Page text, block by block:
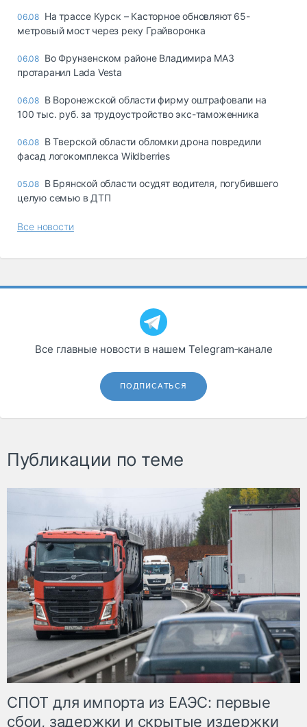
06.08 На трассе Курск – Касторное обновляют 65-
метровый мост через реку Грайворонка
06.08 Во Фрунзенском районе Владимира МАЗ
протаранил Lada Vesta
06.08 В Воронежской области фирму оштрафовали на
100 тыс. руб. за трудоустройство экс-таможенника
06.08 В Тверской области обломки дрона повредили
фасад логокомплекса Wildberries
05.08 В Брянской области осудят водителя, погубившего
целую семью в ДТП
Все новости
Все главные новости в нашем Telegram‑канале
ПОДПИСАТЬСЯ
Публикации по теме
СПОТ для импорта из ЕАЭС: первые
сбои, задержки и скрытые издержки